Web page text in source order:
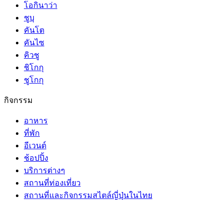
โอกินาว่า
ชูบุ
คันโต
คันไซ
คิวชู
ชิโกกุ
ชูโกกุ
กิจกรรม
อาหาร
ที่พัก
อีเวนต์
ช้อปปิ้ง
บริการต่างๆ
สถานที่ท่องเที่ยว
สถานที่และกิจกรรมสไตล์ญี่ปุ่นในไทย